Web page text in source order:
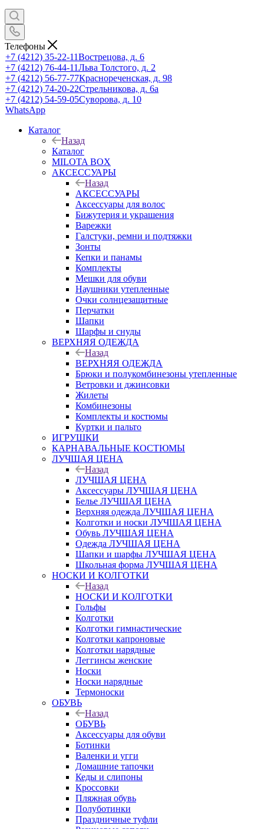
Телефоны
+7 (4212) 35-22-11Вострецова, д. 6
+7 (4212) 76-44-11Льва Толстого, д. 2
+7 (4212) 56-77-77Краснореченская, д. 98
+7 (4212) 74-20-22Стрельникова, д. 6а
+7 (4212) 54-59-05Суворова, д. 10
WhatsApp
Каталог
Назад
Каталог
MILOTA BOX
АКСЕССУАРЫ
Назад
АКСЕССУАРЫ
Аксессуары для волос
Бижутерия и украшения
Варежки
Галстуки, ремни и подтяжки
Зонты
Кепки и панамы
Комплекты
Мешки для обуви
Наушники утепленные
Очки солнцезащитные
Перчатки
Шапки
Шарфы и снуды
ВЕРХНЯЯ ОДЕЖДА
Назад
ВЕРХНЯЯ ОДЕЖДА
Брюки и полукомбинезоны утепленные
Ветровки и джинсовки
Жилеты
Комбинезоны
Комплекты и костюмы
Куртки и пальто
ИГРУШКИ
КАРНАВАЛЬНЫЕ КОСТЮМЫ
ЛУЧШАЯ ЦЕНА
Назад
ЛУЧШАЯ ЦЕНА
Аксессуары ЛУЧШАЯ ЦЕНА
Белье ЛУЧШАЯ ЦЕНА
Верхняя одежда ЛУЧШАЯ ЦЕНА
Колготки и носки ЛУЧШАЯ ЦЕНА
Обувь ЛУЧШАЯ ЦЕНА
Одежда ЛУЧШАЯ ЦЕНА
Шапки и шарфы ЛУЧШАЯ ЦЕНА
Школьная форма ЛУЧШАЯ ЦЕНА
НОСКИ И КОЛГОТКИ
Назад
НОСКИ И КОЛГОТКИ
Гольфы
Колготки
Колготки гимнастические
Колготки капроновые
Колготки нарядные
Леггинсы женские
Носки
Носки нарядные
Термоноски
ОБУВЬ
Назад
ОБУВЬ
Аксессуары для обуви
Ботинки
Валенки и угги
Домашние тапочки
Кеды и слипоны
Кроссовки
Пляжная обувь
Полуботинки
Праздничные туфли